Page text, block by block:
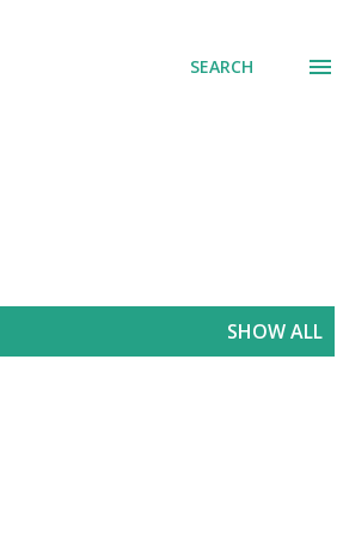
SEARCH
SHOW ALL